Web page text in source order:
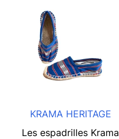
KRAMA HERITAGE
Les espadrilles Krama